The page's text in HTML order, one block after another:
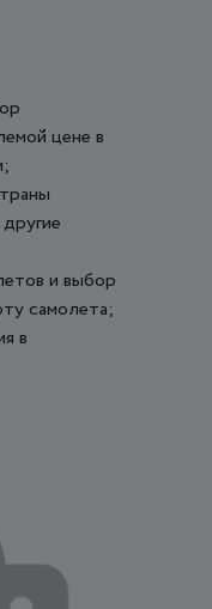
цене в
и выбор
самолета;
в